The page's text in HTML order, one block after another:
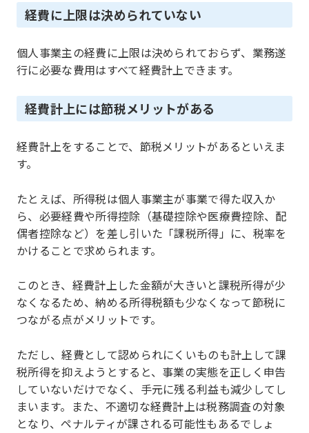
経費に上限は決められていない
個人事業主の経費に上限は決められておらず、業務遂
行に必要な費用はすべて経費計上できます。
経費計上には節税メリットがある
経費計上をすることで、節税メリットがあるといえま
す。
たとえば、所得税は個人事業主が事業で得た収入か
ら、必要経費や所得控除（基礎控除や医療費控除、配
偶者控除など）を差し引いた「課税所得」に、税率を
かけることで求められます。
このとき、経費計上した金額が大きいと課税所得が少
なくなるため、納める所得税額も少なくなって節税に
つながる点がメリットです。
ただし、経費として認められにくいものも計上して課
税所得を抑えようとすると、事業の実態を正しく申告
していないだけでなく、手元に残る利益も減少してし
まいます。また、不適切な経費計上は税務調査の対象
となり、ペナルティが課される可能性もあるでしょ